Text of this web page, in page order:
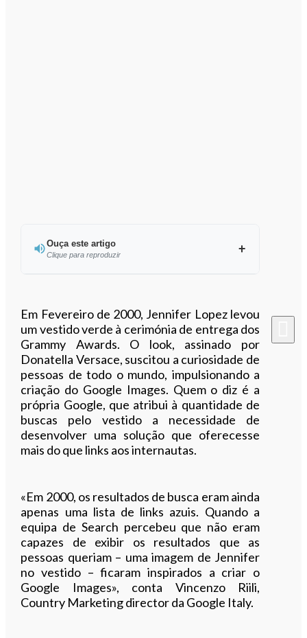
Ouça este artigo
Clique para reproduzir
Em Fevereiro de 2000, Jennifer Lopez levou
um vestido verde à cerimónia de entrega dos
Grammy Awards. O look, assinado por
Donatella Versace, suscitou a curiosidade de
pessoas de todo o mundo, impulsionando a
criação do Google Images. Quem o diz é a
própria Google, que atribui à quantidade de
buscas pelo vestido a necessidade de
desenvolver uma solução que oferecesse
mais do que links aos internautas.
«Em 2000, os resultados de busca eram ainda
apenas uma lista de links azuis. Quando a
equipa de Search percebeu que não eram
capazes de exibir os resultados que as
pessoas queriam – uma imagem de Jennifer
no vestido – ficaram inspirados a criar o
Google Images», conta Vincenzo Riili,
Country Marketing director da Google Italy.